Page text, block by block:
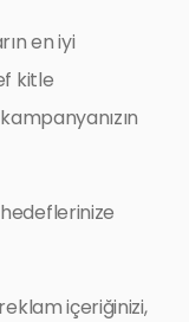
en iyi
kitle
içeriğinizi,